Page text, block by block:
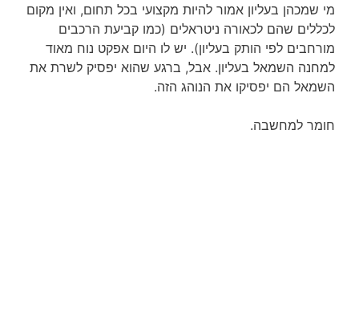
מי שמכהן בעליון אמור להיות מקצועי בכל תחום, ואין מקום
לכללים שהם לכאורה ניטראלים (כמו קביעת הרכבים
מורחבים לפי הותק בעליון). יש לו היום אפקט נוח מאוד
למחנה השמאל בעליון. אבל, ברגע שהוא יפסיק לשרת את
השמאל הם יפסיקו את הנוהג הזה.
חומר למחשבה.